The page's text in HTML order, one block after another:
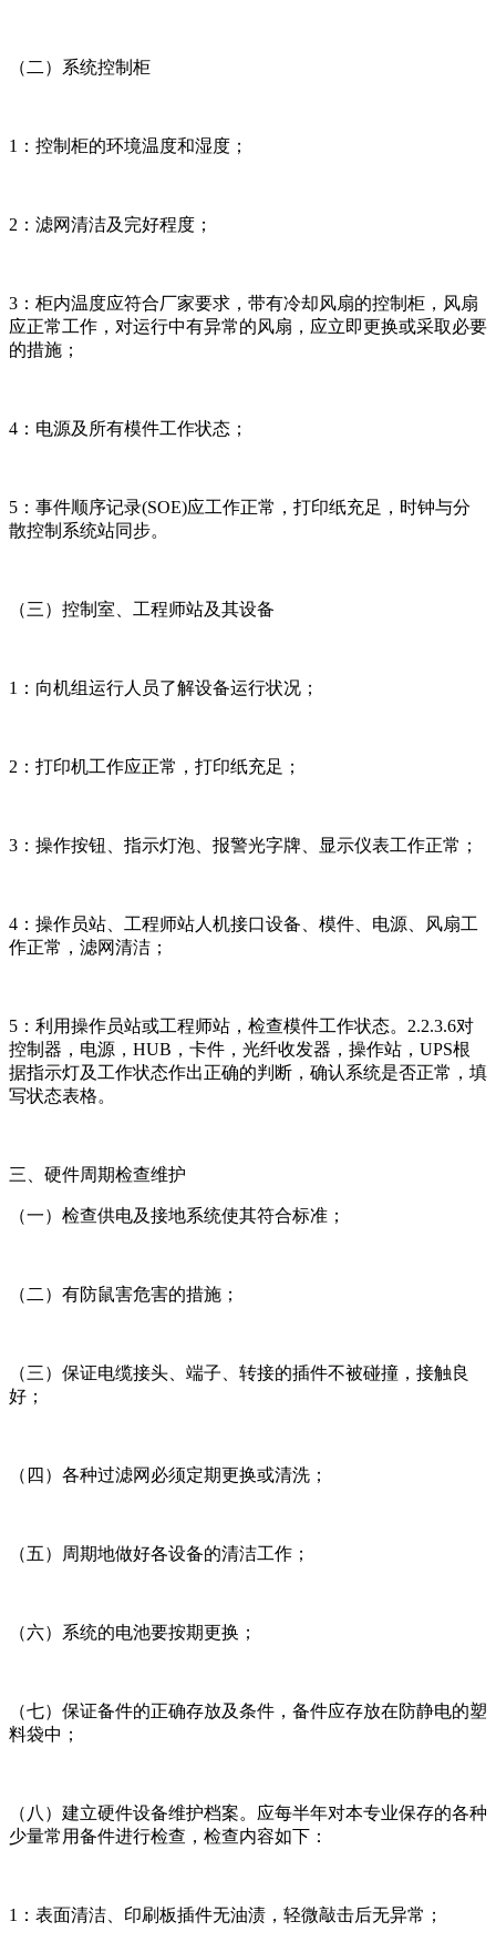
（二）系统控制柜
1：控制柜的环境温度和湿度；
2：滤网清洁及完好程度；
3：柜内温度应符合厂家要求，带有冷却风扇的控制柜，风扇
应正常工作，对运行中有异常的风扇，应立即更换或采取必要
的措施；
4：电源及所有模件工作状态；
5：事件顺序记录(SOE)应工作正常，打印纸充足，时钟与分
散控制系统站同步。
（三）控制室、工程师站及其设备
1：向机组运行人员了解设备运行状况；
2：打印机工作应正常，打印纸充足；
3：操作按钮、指示灯泡、报警光字牌、显示仪表工作正常；
4：操作员站、工程师站人机接口设备、模件、电源、风扇工
作正常，滤网清洁；
5：利用操作员站或工程师站，检查模件工作状态。2.2.3.6对
控制器，电源，HUB，卡件，光纤收发器，操作站，UPS根
据指示灯及工作状态作出正确的判断，确认系统是否正常，填
写状态表格。
三、硬件周期检查维护
（一）检查供电及接地系统使其符合标准；
（二）有防鼠害危害的措施；
（三）保证电缆接头、端子、转接的插件不被碰撞，接触良
好；
（四）各种过滤网必须定期更换或清洗；
（五）周期地做好各设备的清洁工作；
（六）系统的电池要按期更换；
（七）保证备件的正确存放及条件，备件应存放在防静电的塑
料袋中；
（八）建立硬件设备维护档案。应每半年对本专业保存的各种
少量常用备件进行检查，检查内容如下：
1：表面清洁、印刷板插件无油渍，轻微敲击后无异常；